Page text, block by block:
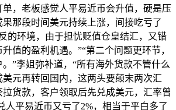
单，老板感觉人平易近币会升值，硬是压
那段时间美元持续上涨，间接吃亏了
的环境，由于担忧贬值仓皇结汇，又错
值的盈利机遇。”“第二个问题更环节，
”李姐弥补道，“所有海外货款不管什么
元再转回国内，这两头要颠末两次汇
货款，客户领取后先兑成美元，汇率曾
人平易近币又亏了2%，相当于平白多了